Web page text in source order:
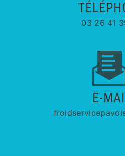
03 26 41
E-